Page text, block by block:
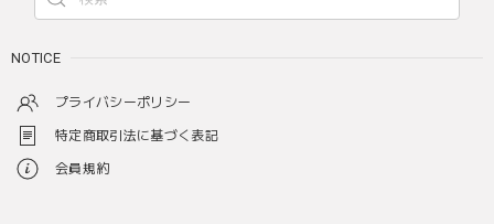
NOTICE
プライバシーポリシー
特定商取引法に基づく表記
会員規約